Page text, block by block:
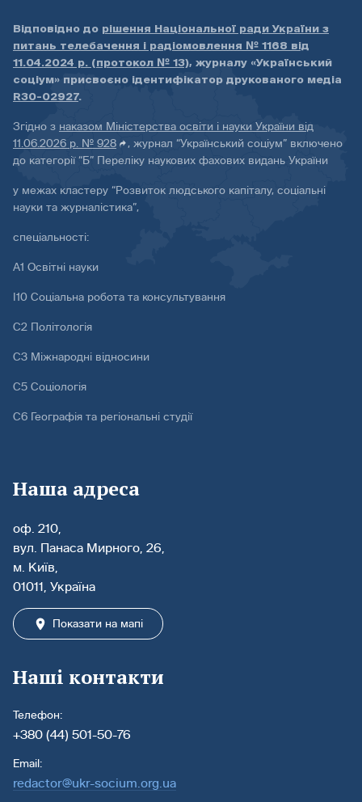
Відповідно до рішення Національної ради України з
питань телебачення і радіомовлення № 1168 від
11.04.2024 р. (протокол № 13), журналу «Український
соціум» присвоєно ідентифікатор друкованого медіа
R30-02927.
Згідно з наказом Міністерства освіти і науки України від
11.06.2026 р. № 928
, журнал “Український соціум” включено
до категорії “Б” Переліку наукових фахових видань України
у межах кластеру “Розвиток людського капіталу, соціальні
науки та журналістика”,
спеціальності:
А1 Освітні науки
І10 Соціальна робота та консультування
С2 Політологія
С3 Міжнародні відносини
С5 Соціологія
С6 Географія та регіональні студії
Наша адреса
оф. 210,
вул. Панаса Мирного, 26,
м. Київ,
01011, Україна
Показати на мапі
Наші контакти
Телефон:
+380 (44) 501-50-76
Email:
redactor@ukr-socium.org.ua